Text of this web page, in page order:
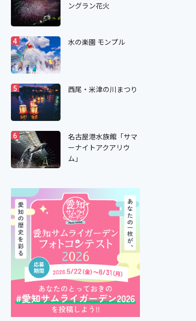
ングラン花火
4 水の楽園 モンプル
5 西尾・米津の川まつり
6
名古屋港水族館「サマ
ーナイトアクアリウ
ム」